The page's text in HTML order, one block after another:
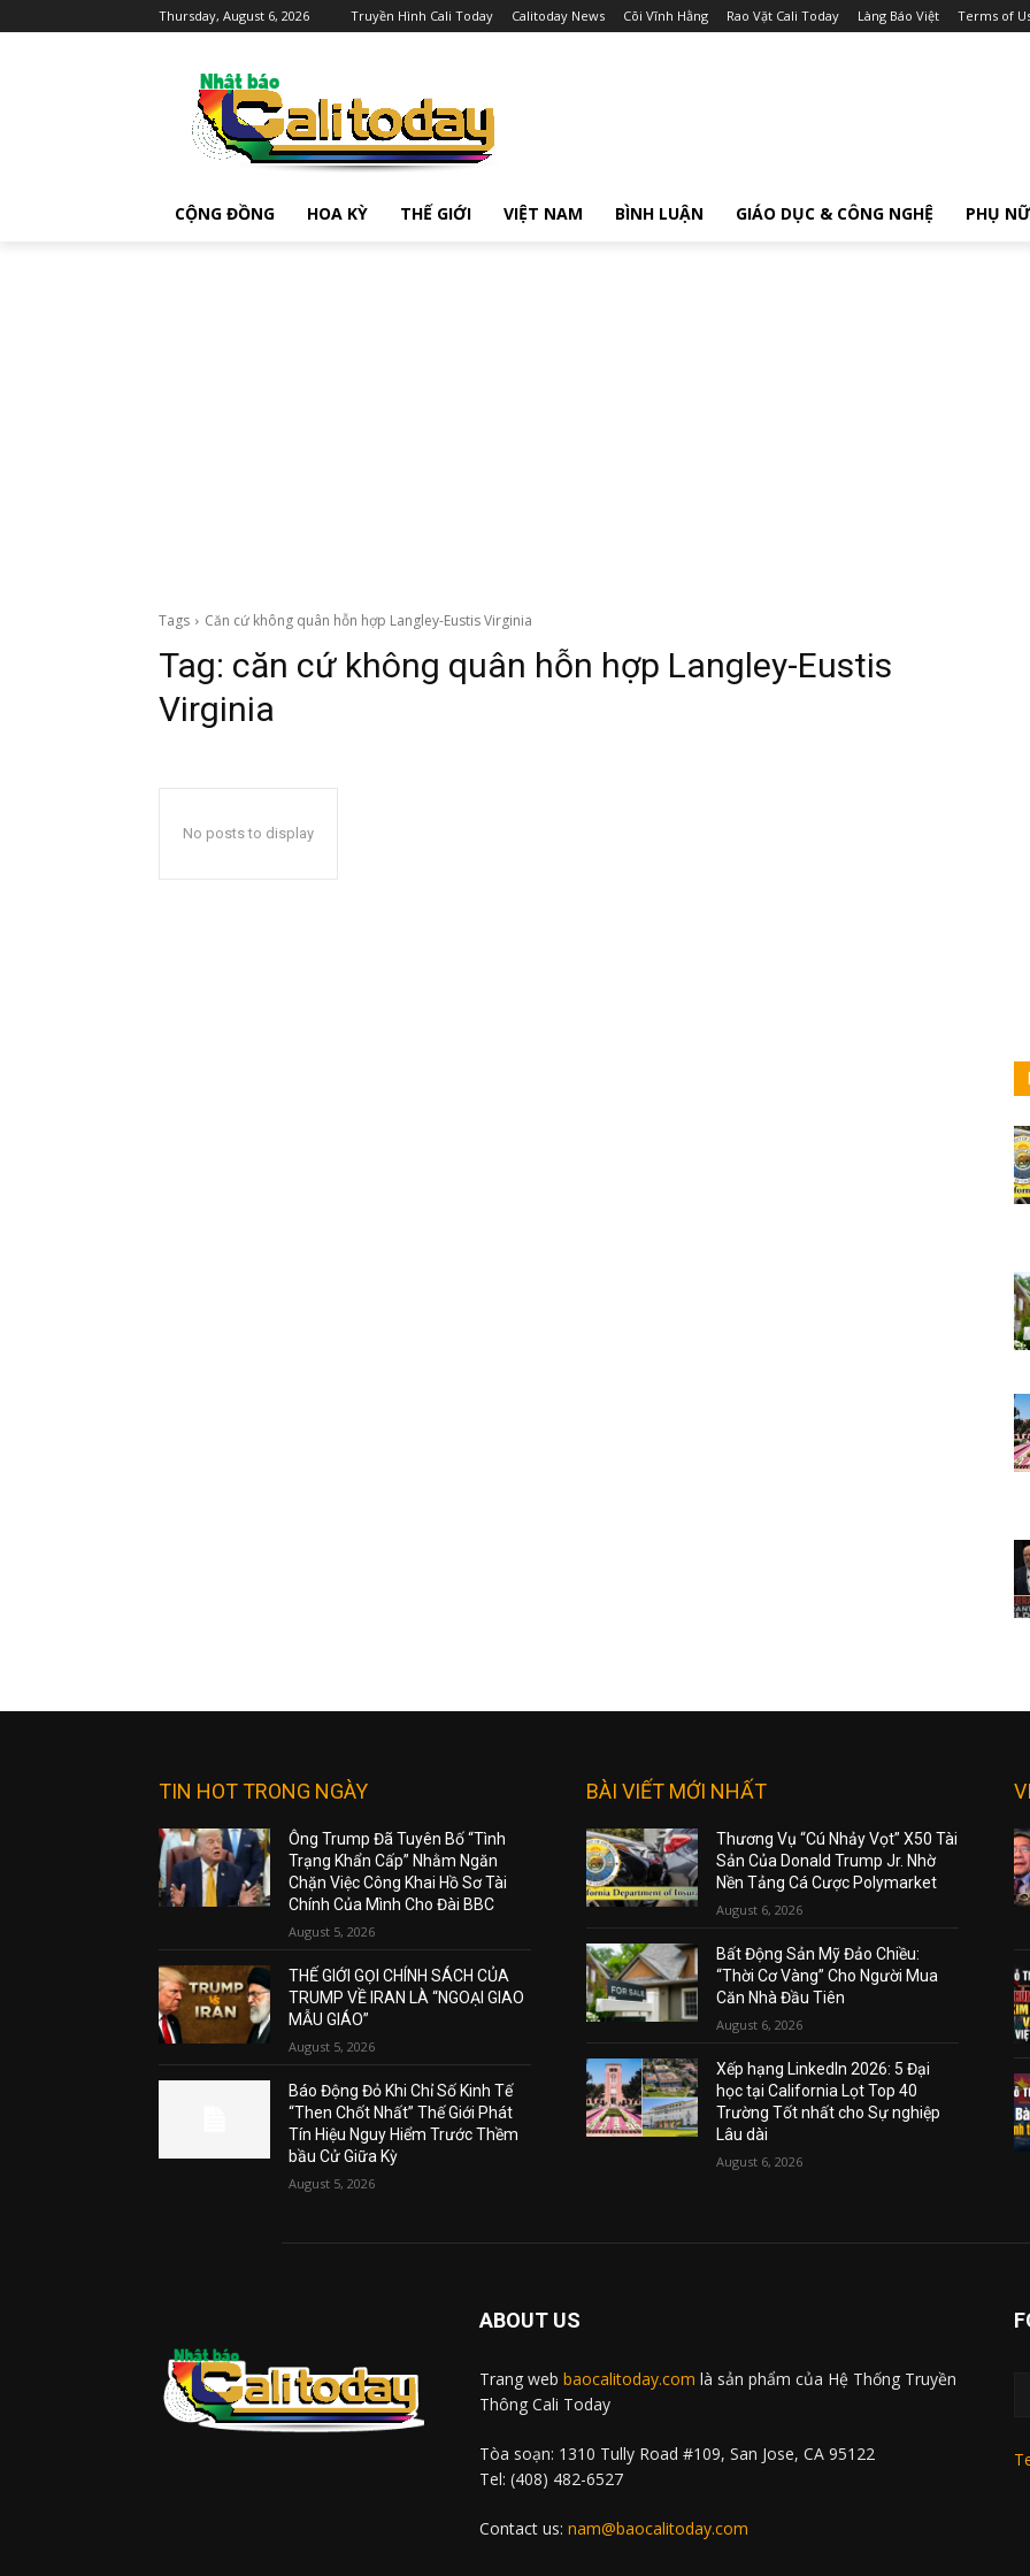
Thursday, August 6, 2026 Truyền Hình Cali Today Calitoday News Cõi Vĩnh Hằng Rao Vặt Cali Today Làng Báo Việt Terms of
CỘNG ĐỒNG HOA KỲ THẾ GIỚI VIỆT NAM BÌNH LUẬN GIÁO DỤC & CÔNG NGHỆ PHỤ NỮ
Tags Căn cứ không quân hỗn hợp Langley-Eustis Virginia
Tag: căn cứ không quân hỗn hợp Langley-Eustis
Virginia
No posts to display
TIN HOT TRONG NGÀY
Ông Trump Đã Tuyên Bố “Tình
Trạng Khẩn Cấp” Nhằm Ngăn
Chặn Việc Công Khai Hồ Sơ Tài
Chính Của Mình Cho Đài BBC
August 5, 2026
THẾ GIỚI GỌI CHÍNH SÁCH CỦA
TRUMP VỀ IRAN LÀ “NGOẠI GIAO
MẪU GIÁO”
August 5, 2026
Báo Động Đỏ Khi Chỉ Số Kinh Tế
“Then Chốt Nhất” Thế Giới Phát
Tín Hiệu Nguy Hiểm Trước Thềm
bầu Cử Giữa Kỳ
August 5, 2026
BÀI VIẾT MỚI NHẤT
Thương Vụ “Cú Nhảy Vọt” X50 Tài
Sản Của Donald Trump Jr. Nhờ
Nền Tảng Cá Cược Polymarket
August 6, 2026
Bất Động Sản Mỹ Đảo Chiều:
“Thời Cơ Vàng” Cho Người Mua
Căn Nhà Đầu Tiên
August 6, 2026
Xếp hạng LinkedIn 2026: 5 Đại
học tại California Lọt Top 40
Trường Tốt nhất cho Sự nghiệp
Lâu dài
August 6, 2026
ABOUT US
Trang web baocalitoday.com là sản phẩm của Hệ Thống Truyền
Thông Cali Today
Tòa soạn: 1310 Tully Road #109, San Jose, CA 95122
Tel: (408) 482-6527
Contact us: nam@baocalitoday.com